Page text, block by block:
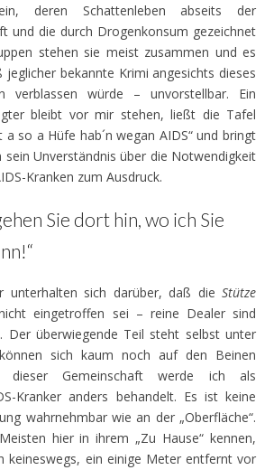
deren Schattenleben abseits der
und die durch Drogenkonsum gezeichnet
stehen sie meist zusammen und es
jeglicher bekannte Krimi angesichts dieses
verblassen würde – unvorstellbar. Ein
bleibt vor mir stehen, ließt die Tafel
so a Hüfe hab´n wegan AIDS“ und bringt
Unverständnis über die Notwendigkeit
Kranken zum Ausdruck.
Sie dort hin, wo ich Sie
unterhalten sich darüber, daß die Stütze
eingetroffen sei – reine Dealer sind
Der überwiegende Teil steht selbst unter
sich kaum noch auf den Beinen
Gemeinschaft werde ich als
Kranker anders behandelt. Es ist keine
wahrnehmbar wie an der „Oberfläche“.
hier in ihrem „Zu Hause“ kennen,
keineswegs, ein einige Meter entfernt vor